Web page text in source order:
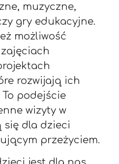
muzyczne,
gry edukacyjne.
możliwość
rozwijają ich
podejście
wizyty w
się dla dzieci
przeżyciem.